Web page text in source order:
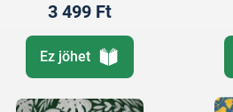
3 499 Ft
Ez jöhet